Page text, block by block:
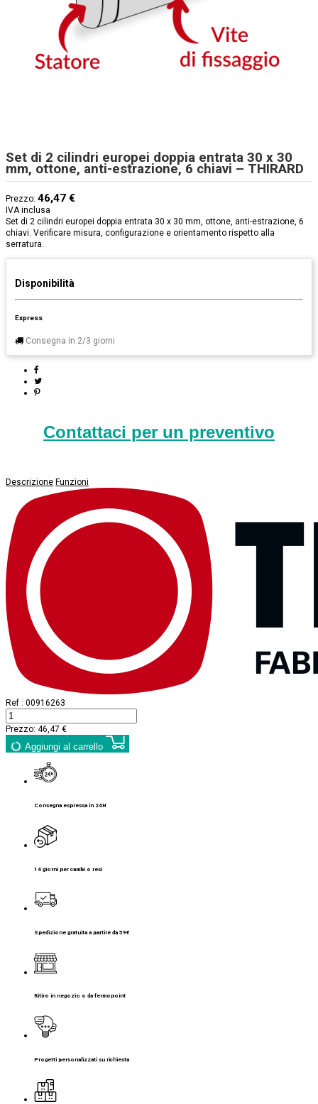
Set di 2 cilindri europei doppia entrata 30 x 30
mm, ottone, anti-estrazione, 6 chiavi – THIRARD
Prezzo: 46,47 €
IVA inclusa
Set di 2 cilindri europei doppia entrata 30 x 30 mm, ottone, anti-estrazione, 6
chiavi. Verificare misura, configurazione e orientamento rispetto alla
serratura.
Disponibilità
Express
Consegna in 2/3 giorni
Contattaci per un preventivo
Descrizione Funzioni
Ref : 00916263
Prezzo: 46,47 €
Aggiungi al carrello
Consegna espressa in 24H
14 giorni per cambi o resi
Spedizione gratuita a partire da 59€
Ritiro in negozio o da fermopoint
Progetti personalizzati su richiesta